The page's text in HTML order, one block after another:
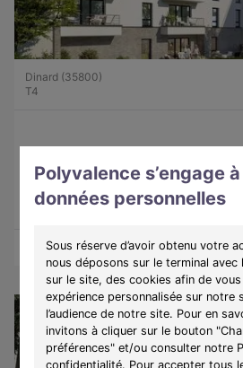
Polyvalence s’engage
données personnelles
Sous réserve d’avoir obtenu votre
nous déposons sur le terminal avec
sur le site, des cookies afin de
expérience personnalisée sur notre
l’audience de notre site. Pour en
invitons à cliquer sur le bouton
préférences" et/ou consulter notre
confidentialité. Pour accepter tous
Dinard (35800)
T4
Découvrez une résidence intimiste à
confort et douceur de vivre sur la côte
Découvrir les biens